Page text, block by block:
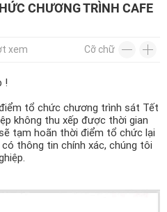
NHẬP
khẩu
Nhập lại mật khẩu *
CHƯƠNG TRÌNH CAFE
xem Cỡ chữ
!
tổ chức chương trình sát Tết
không thu xếp được thời gian
tạm hoãn thời điểm tổ chức lại
thông tin chính xác, chúng tôi